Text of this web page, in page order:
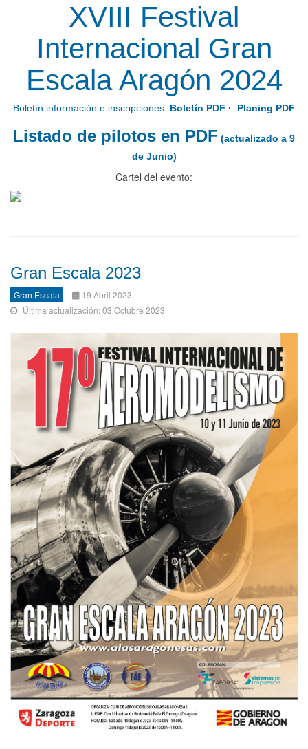
XVIII Festival
Internacional Gran
Escala Aragón 2024
Boletín información e inscripciones: Boletín PDF · Planing PDF
Listado de pilotos en PDF (actualizado a 9
de Junio)
Cartel del evento:
Gran Escala 2023
Gran Escala
19 Abril 2023
Última actualización: 03 Octubre 2023